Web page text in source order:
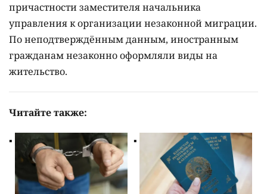
причастности заместителя начальника
управления к организации незаконной миграции.
По неподтверждённым данным, иностранным
гражданам незаконно оформляли виды на
жительство.
Читайте также: